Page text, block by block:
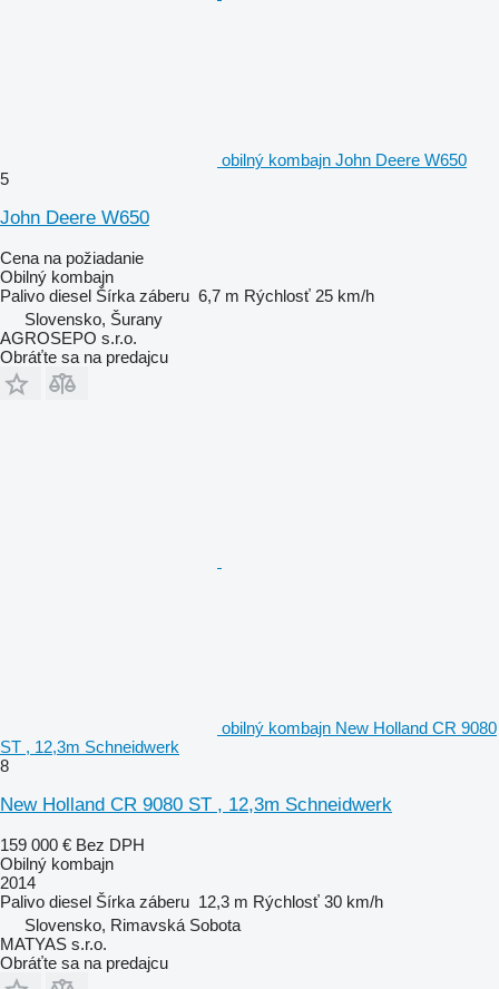
obilný kombajn John Deere W650
5
John Deere W650
Cena na požiadanie
Obilný kombajn
Palivo diesel Šírka záberu 6,7 m Rýchlosť 25 km/h
Slovensko, Šurany
AGROSEPO s.r.o.
Obráťte sa na predajcu
obilný kombajn New Holland CR 9080
ST , 12,3m Schneidwerk
8
New Holland CR 9080 ST , 12,3m Schneidwerk
159 000 € Bez DPH
Obilný kombajn
2014
Palivo diesel Šírka záberu 12,3 m Rýchlosť 30 km/h
Slovensko, Rimavská Sobota
MATYAS s.r.o.
Obráťte sa na predajcu